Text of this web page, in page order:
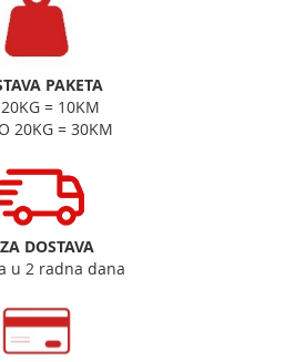
PAKETA
= 10KM
20KG = 30KM
DOSTAVA
u 2 radna dana